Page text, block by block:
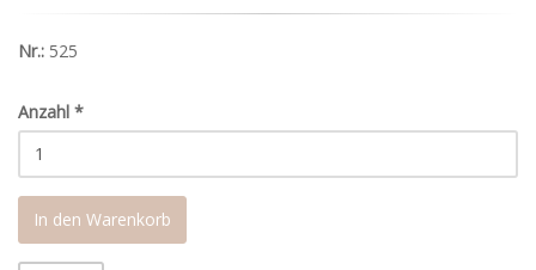
Nr.: 525
Anzahl *
In den Warenkorb